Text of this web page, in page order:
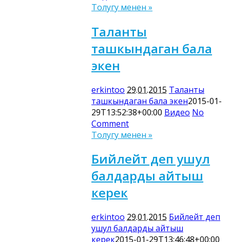
Толугу менен »
Таланты
ташкындаган бала
экен
erkintoo 29.01.2015 Таланты
ташкындаган бала экен2015-01-
29T13:52:38+00:00 Видео No
Comment
Толугу менен »
Бийлейт деп ушул
балдарды айтыш
керек
erkintoo 29.01.2015 Бийлейт деп
ушул балдарды айтыш
керек2015-01-29T13:46:48+00:00